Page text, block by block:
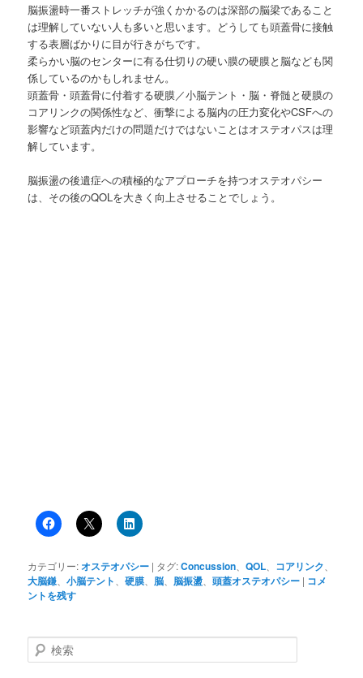
脳振盪時一番ストレッチが強くかかるのは深部の脳梁であること
は理解していない人も多いと思います。どうしても頭蓋骨に接触
する表層ばかりに目が行きがちです。
柔らかい脳のセンターに有る仕切りの硬い膜の硬膜と脳なども関
係しているのかもしれません。
頭蓋骨・頭蓋骨に付着する硬膜／小脳テント・脳・脊髄と硬膜の
コアリンクの関係性など、衝撃による脳内の圧力変化やCSFへの
影響など頭蓋内だけの問題だけではないことはオステオパスは理
解しています。
脳振盪の後遺症への積極的なアプローチを持つオステオパシー
は、その後のQOLを大きく向上させることでしょう。
カテゴリー:オステオパシー | タグ:Concussion 、QOL コアリンク
大脳鎌 、小脳テント 、硬膜 脳 脳振盪 、頭蓋オステオパシー | コメ
ントを残す
検
索